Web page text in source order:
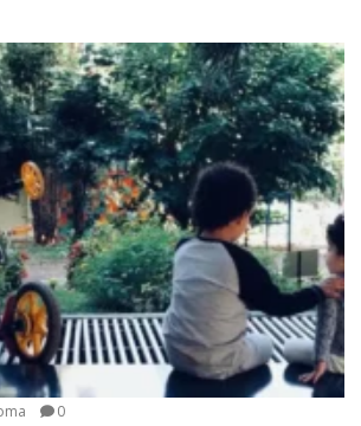
0